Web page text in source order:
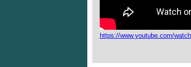
https://www.youtube.com/